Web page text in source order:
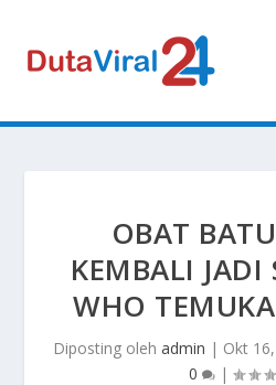
OBAT
KEMBALI JADI
WHO
Diposting oleh admin | Okt
0
|